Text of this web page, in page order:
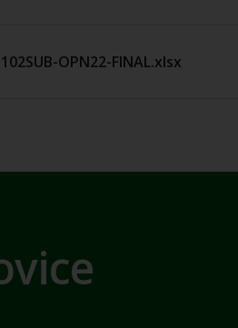
OPN22-FINAL.xlsx